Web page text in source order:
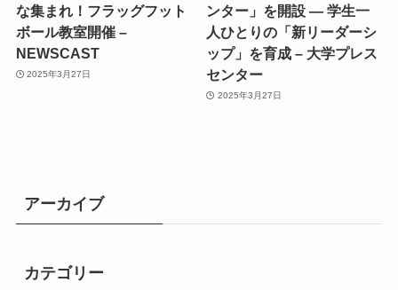
な集まれ！フラッグフット
ボール教室開催 –
NEWSCAST
2025年3月27日
ンター」を開設 ― 学生一
人ひとりの「新リーダーシ
ップ」を育成 – 大学プレス
センター
2025年3月27日
アーカイブ
カテゴリー